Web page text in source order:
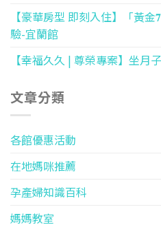
【豪華房型 即刻入住】「黃
驗-宜蘭館
【幸福久久 | 尊榮專案】坐月
文章分類
各館優惠活動
在地媽咪推薦
孕產婦知識百科
媽媽教室